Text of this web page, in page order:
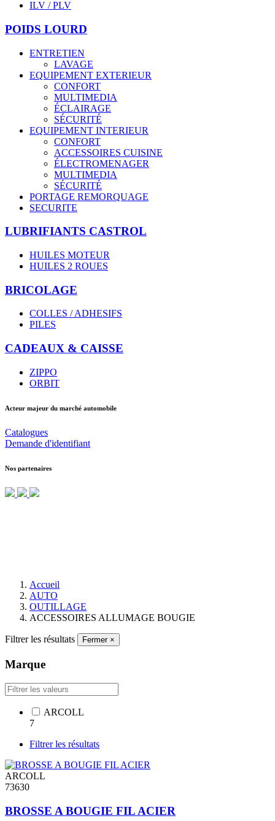
ILV / PLV
POIDS LOURD
ENTRETIEN
LAVAGE
EQUIPEMENT EXTERIEUR
CONFORT
MULTIMEDIA
ÉCLAIRAGE
SÉCURITÉ
EQUIPEMENT INTERIEUR
CONFORT
ACCESSOIRES CUISINE
ÉLECTROMENAGER
MULTIMEDIA
SÉCURITÉ
PORTAGE REMORQUAGE
SECURITE
LUBRIFIANTS CASTROL
HUILES MOTEUR
HUILES 2 ROUES
BRICOLAGE
COLLES / ADHESIFS
PILES
CADEAUX & CAISSE
ZIPPO
ORBIT
Acteur majeur du marché automobile
Catalogues
Demande d'identifiant
Nos partenaires
Accueil
AUTO
OUTILLAGE
ACCESSOIRES ALLUMAGE BOUGIE
Filtrer les résultats Fermer ×
Marque
ARCOLL
7
Filtrer les résultats
ARCOLL
73630
BROSSE A BOUGIE FIL ACIER